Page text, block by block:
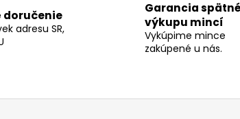
doručenie
adresu SR,
Garancia
výkupu mincí
Vykúpime mince
zakúpené u nás.